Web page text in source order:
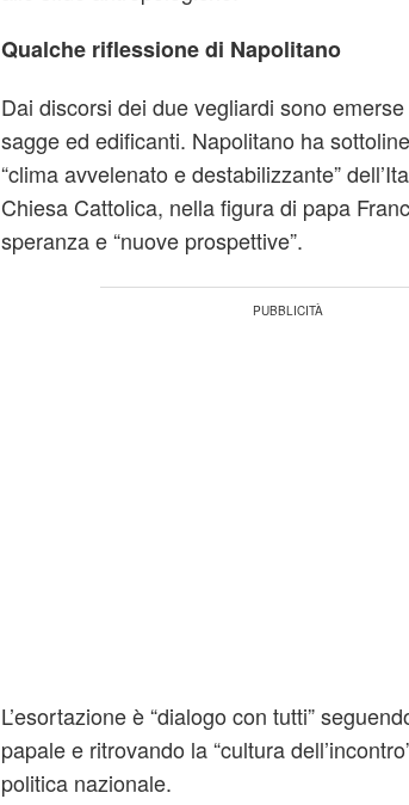
Qualche riflessione di Napolitano
Dai discorsi dei due vegliardi sono
sagge ed edificanti. Napolitano ha
“clima avvelenato e destabilizzante”
Chiesa Cattolica, nella figura di papa
speranza e “nuove prospettive”.
L’esortazione è “dialogo con tutti”
papale e ritrovando la “cultura
politica nazionale.